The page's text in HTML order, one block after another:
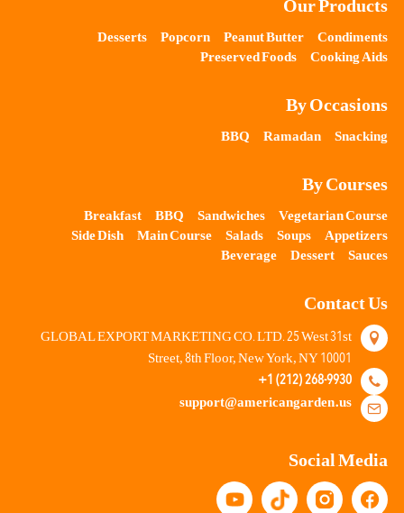
Our Products
Condiments
Peanut Butter
Popcorn
Desserts
Cooking Aids
Preserved Foods
By Occasions
Snacking
Ramadan
BBQ
By Courses
Vegetarian Course
Sandwiches
BBQ
Breakfast
Appetizers
Soups
Salads
Main Course
Side Dish
Sauces
Dessert
Beverage
Contact Us
GLOBAL EXPORT MARKETING CO. LTD.25West31st
Street,8th Floor, New York, NY10001
+1 (212) 268-9930
support@americangarden.us
Social Media